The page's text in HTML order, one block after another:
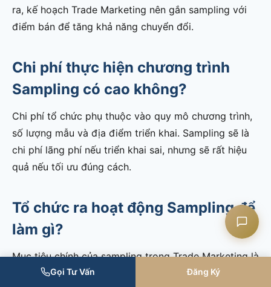
ra, kế hoạch Trade Marketing nên gắn sampling với
điểm bán để tăng khả năng chuyển đổi.
Chi phí thực hiện chương trình
Sampling có cao không?
Chi phí tổ chức phụ thuộc vào quy mô chương trình,
số lượng mẫu và địa điểm triển khai. Sampling sẽ là
chi phí lãng phí nếu triển khai sai, nhưng sẽ rất hiệu
quả nếu tối ưu đúng cách.
Tổ chức ra hoạt động Sampling để
làm gì?
Mục tiêu chính của sampling trong Trade Marketing là
giúp người tiêu dùng trải nghiệm sản phẩm, từ đó
Gọi Tư Vấn Đăng Ký
Liên hệ CASK
Chat Facebook